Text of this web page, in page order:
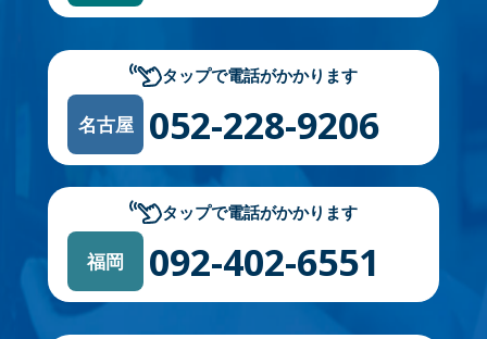
タップで電話がかかります
名古屋 052-228-9206
タップで電話がかかります
福岡 092-402-6551